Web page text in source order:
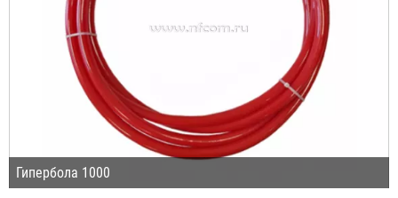
Гипербола 1000